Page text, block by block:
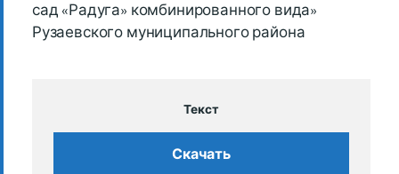
сад «Радуга» комбинированного вида»
Рузаевского муниципального района
Текст
Скачать